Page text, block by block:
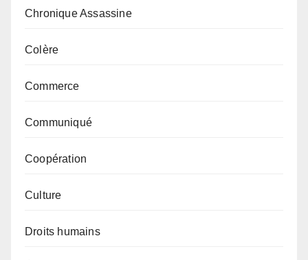
Chronique Assassine
Colère
Commerce
Communiqué
Coopération
Culture
Droits humains